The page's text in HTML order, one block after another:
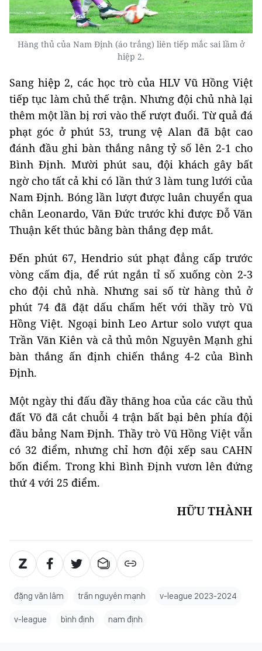
Hàng thủ của Nam Định (áo trắng) liên tiếp mắc sai lầm ở
hiệp 2.
Sang hiệp 2, các học trò của HLV Vũ Hồng Việt
tiếp tục làm chủ thế trận. Nhưng đội chủ nhà lại
thêm một lần bị rơi vào thế rượt đuổi. Từ quả đá
phạt góc ở phút 53, trung vệ Alan đã bật cao
đánh đầu ghi bàn thắng nâng tỷ số lên 2-1 cho
Bình Định. Mười phút sau, đội khách gây bất
ngờ cho tất cả khi có lần thứ 3 làm tung lưới của
Nam Định. Bóng lần lượt được luân chuyển qua
chân Leonardo, Văn Đức trước khi được Đỗ Văn
Thuận kết thúc bằng bàn thắng đẹp mắt.
Đến phút 67, Hendrio sút phạt đẳng cấp trước
vòng cấm địa, để rút ngắn tỉ số xuống còn 2-3
cho đội chủ nhà. Nhưng sai số từ hàng thủ ở
phút 74 đã đặt dấu chấm hết với thầy trò Vũ
Hồng Việt. Ngoại binh Leo Artur solo vượt qua
Trần Văn Kiên và cả thủ môn Nguyên Mạnh ghi
bàn thắng ấn định chiến thắng 4-2 của Bình
Định.
Một ngày thi đấu đầy thăng hoa của các cầu thủ
đất Võ đã cắt chuỗi 4 trận bất bại bên phía đội
đầu bảng Nam Định. Thầy trò Vũ Hồng Việt vẫn
có 32 điểm, nhưng chỉ hơn đội xếp sau CAHN
bốn điểm. Trong khi Bình Định vươn lên đứng
thứ 4 với 25 điểm.
HỮU THÀNH
đặng văn lâm trần nguyên mạnh v-league 2023-2024
v-league bình định nam định